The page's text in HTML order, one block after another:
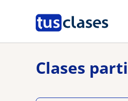
Clases